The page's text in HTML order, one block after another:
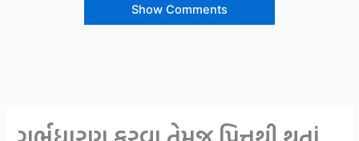
Show Comments